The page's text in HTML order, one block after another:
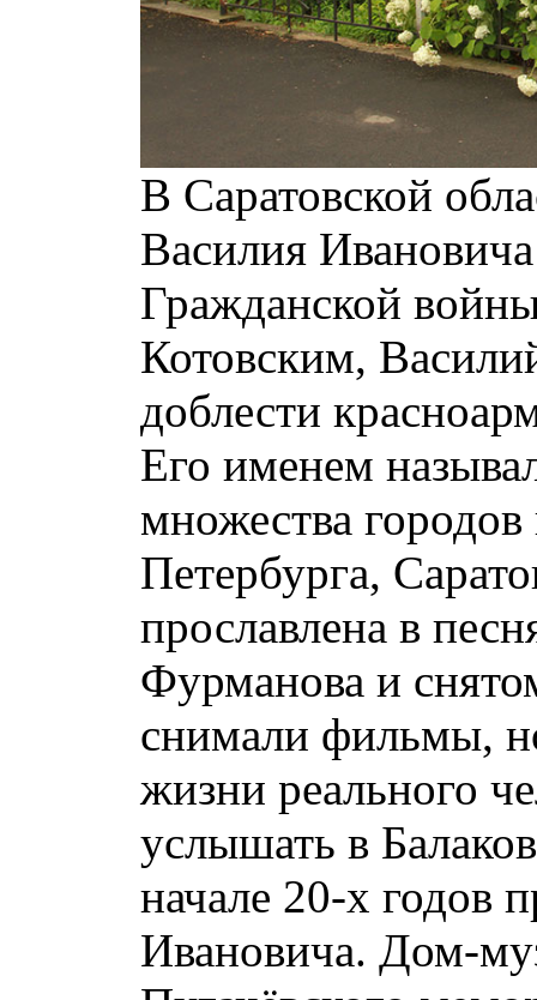
В Саратовской
Василия Ивановича
Гражданской
Котовским,
доблести
Его именем
множества
Петербурга,
прославлена в
Фурманова и
снимали фильмы,
жизни реального
услышать в
начале 20-х годов
Ивановича. Дом-